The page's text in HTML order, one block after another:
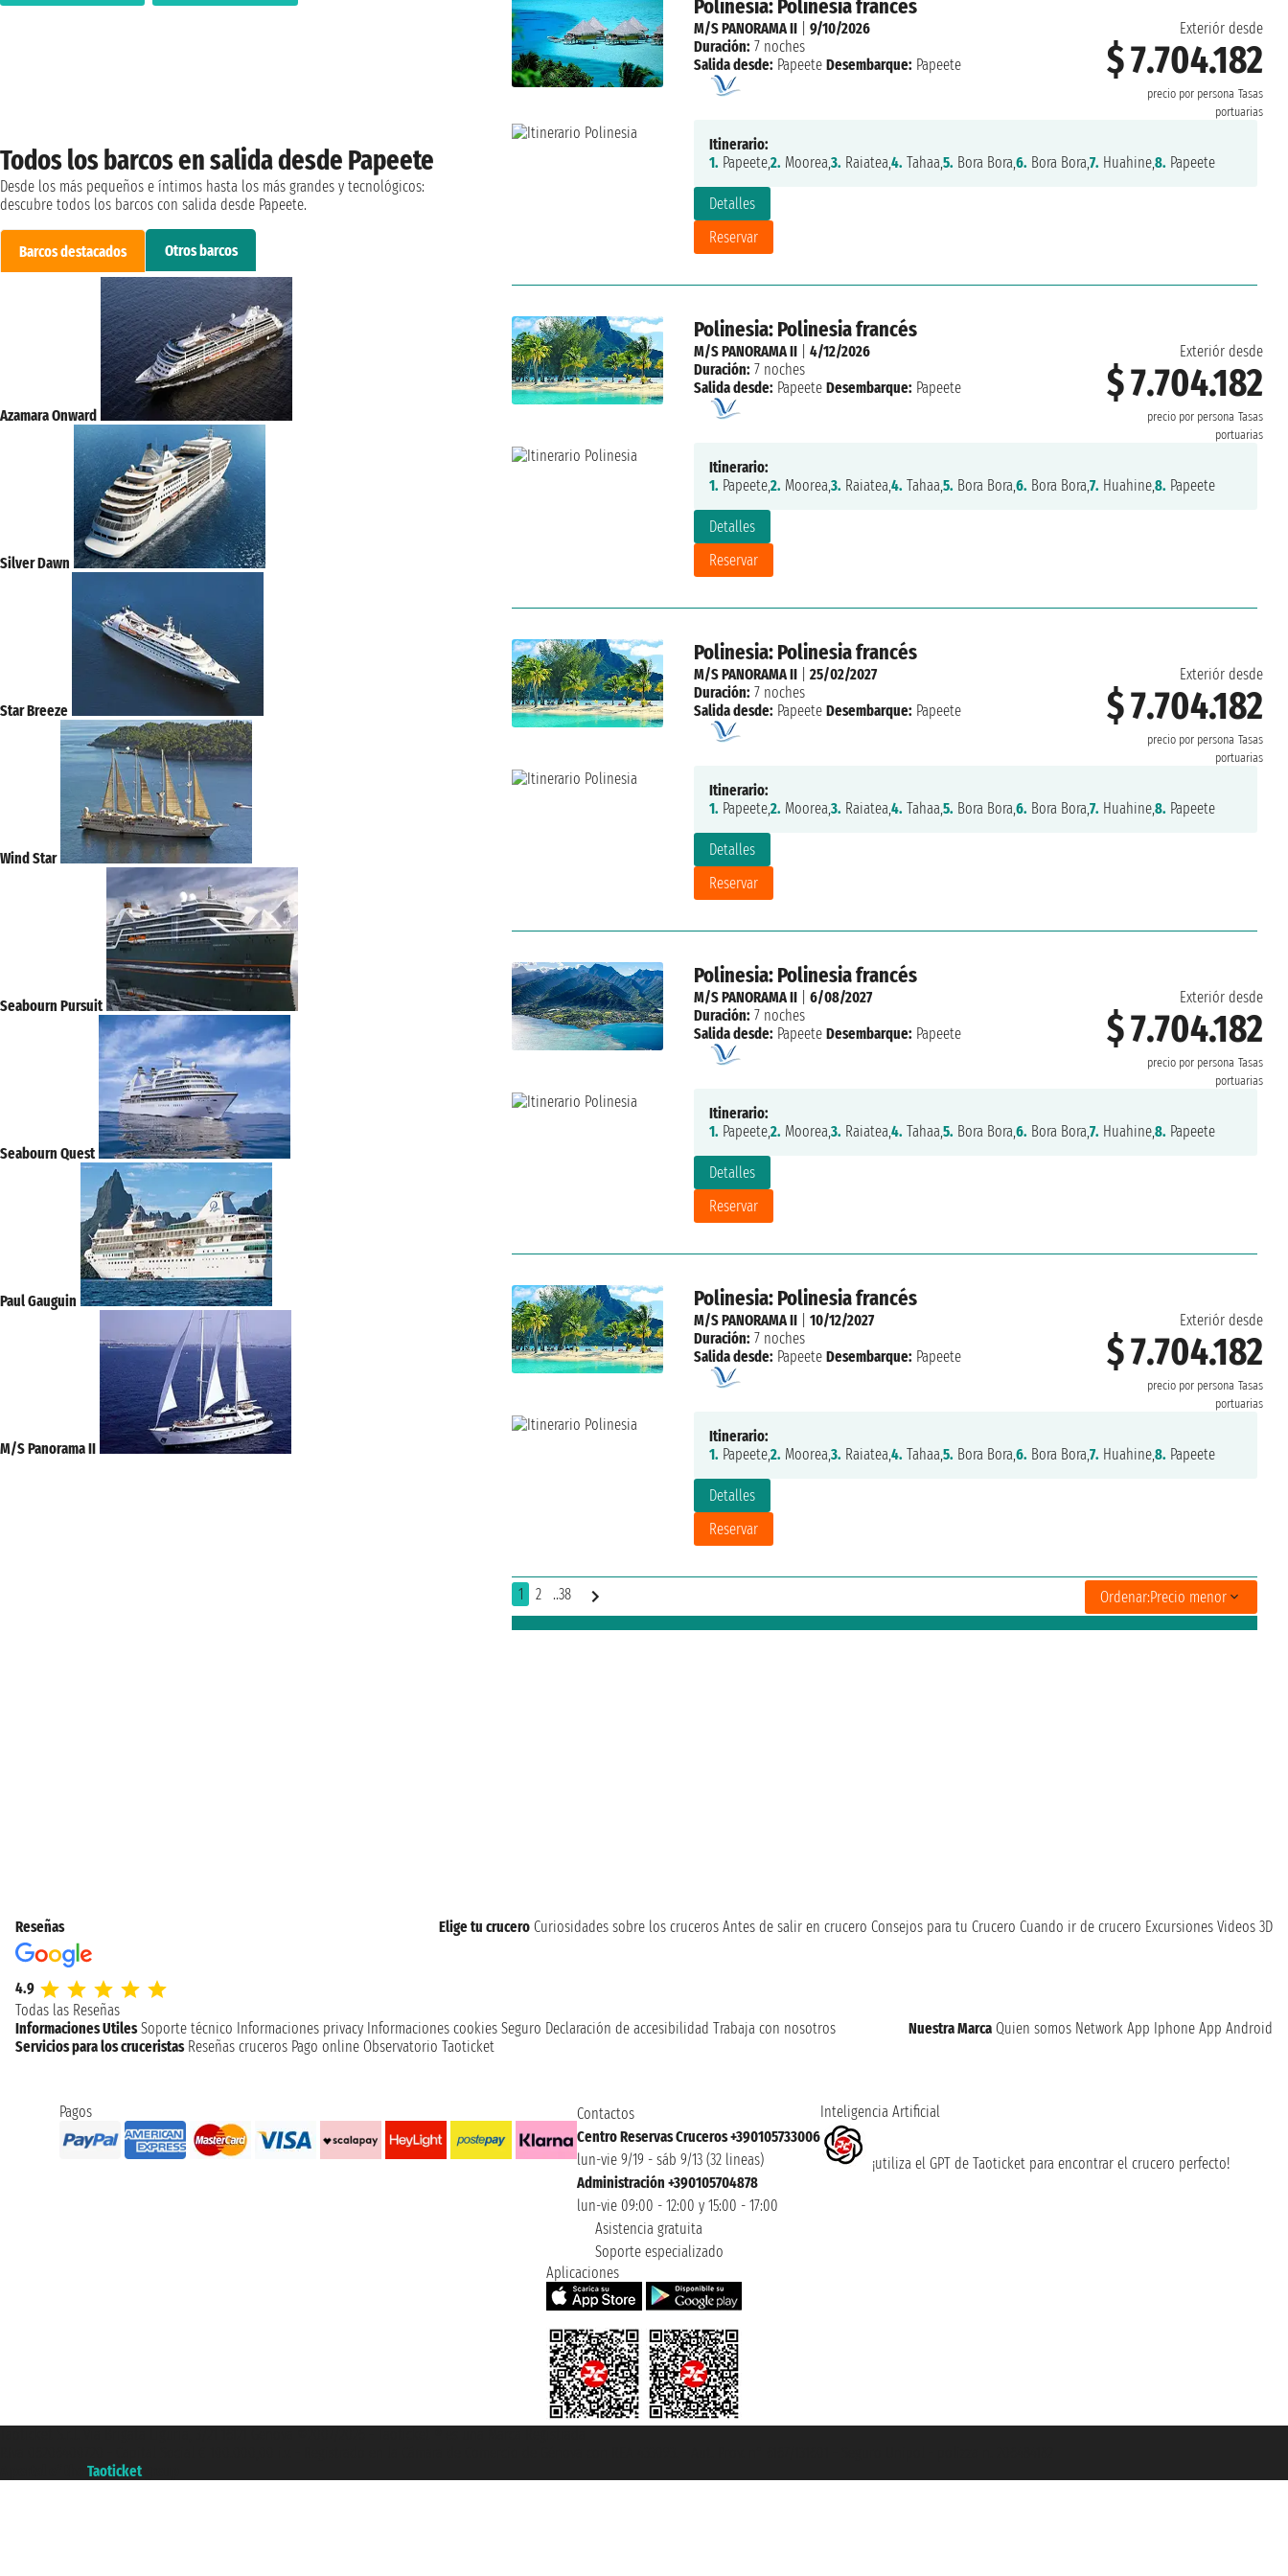
Polinesia: Polinesia francés
Exteriór desde
$ 7.704.182
precio por persona Tasas
portuarias
Detalles
Reservar
M/S PANORAMA II| 9/10/2026
Duración: 7 noches
Salida desde: Papeete Desembarque: Papeete
Itinerario:
1. Papeete,2. Moorea,3. Raiatea,4. Tahaa,5. Bora Bora,6. Bora Bora,7. Huahine,8. Papeete
Polinesia: Polinesia francés
Exteriór desde
$ 7.704.182
precio por persona Tasas
portuarias
Detalles
Reservar
M/S PANORAMA II| 4/12/2026
Duración: 7 noches
Salida desde: Papeete Desembarque: Papeete
Itinerario:
1. Papeete,2. Moorea,3. Raiatea,4. Tahaa,5. Bora Bora,6. Bora Bora,7. Huahine,8. Papeete
Polinesia: Polinesia francés
Exteriór desde
$ 7.704.182
precio por persona Tasas
portuarias
Detalles
Reservar
M/S PANORAMA II| 25/02/2027
Duración: 7 noches
Salida desde: Papeete Desembarque: Papeete
Itinerario:
1. Papeete,2. Moorea,3. Raiatea,4. Tahaa,5. Bora Bora,6. Bora Bora,7. Huahine,8. Papeete
Polinesia: Polinesia francés
Exteriór desde
$ 7.704.182
precio por persona Tasas
portuarias
Detalles
Reservar
M/S PANORAMA II| 6/08/2027
Duración: 7 noches
Salida desde: Papeete Desembarque: Papeete
Itinerario:
1. Papeete,2. Moorea,3. Raiatea,4. Tahaa,5. Bora Bora,6. Bora Bora,7. Huahine,8. Papeete
Polinesia: Polinesia francés
Exteriór desde
$ 7.704.182
precio por persona Tasas
portuarias
Detalles
Reservar
M/S PANORAMA II| 10/12/2027
Duración: 7 noches
Salida desde: Papeete Desembarque: Papeete
Itinerario:
1. Papeete,2. Moorea,3. Raiatea,4. Tahaa,5. Bora Bora,6. Bora Bora,7. Huahine,8. Papeete
1 2 ..38 Ordenar:Precio menor
Todos los barcos en salida desde Papeete
Desde los más pequeños e íntimos hasta los más grandes y tecnológicos:
descubre todos los barcos con salida desde Papeete.
Barcos destacados Otros barcos
Azamara Onward
Silver Dawn
Star Breeze
Wind Star
Seabourn Pursuit
Seabourn Quest
Paul Gauguin
M/S Panorama II
Reseñas
4.9
Todas las Reseñas
Elige tu crucero Curiosidades sobre los cruceros Antes de salir en crucero Consejos para tu Crucero Cuando ir de crucero Excursiones Videos 3D
Informaciones Utiles Soporte técnico Informaciones privacy Informaciones cookies Seguro Declaración de accesibilidad Trabaja con nosotros Nuestra Marca Quien somos Network App Iphone App Android
Servicios para los cruceristas Reseñas cruceros Pago online Observatorio Taoticket
Pagos
Contactos
Centro Reservas Cruceros +390105733006
lun-vie 9/19 - sáb 9/13 (32 lineas)
Administración +390105704878
lun-vie 09:00 - 12:00 y 15:00 - 17:00
Asistencia gratuita
Soporte especializado
Inteligencia Artificial
¡utiliza el GPT de Taoticket para encontrar el crucero perfecto!
Aplicaciones
Taoticket